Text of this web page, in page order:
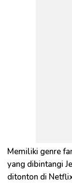
Memiliki genre
yang dibintangi
ditonton di